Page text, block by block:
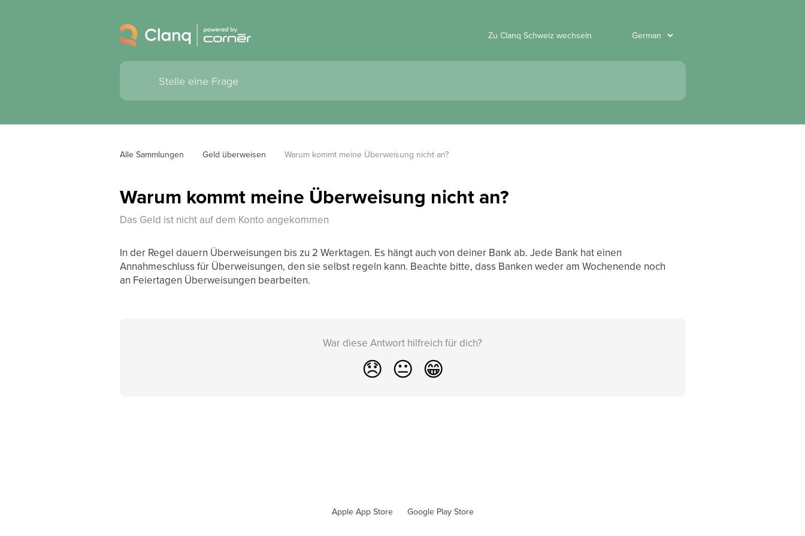
Zu Clanq Schweiz wechseln
Alle Sammlungen Geld überweisen Warum kommt meine Überweisung nicht an?
Warum kommt meine Überweisung nicht an?
Das Geld ist nicht auf dem Konto angekommen
In der Regel dauern Überweisungen bis zu 2 Werktagen. Es hängt auch von deiner Bank ab. Jede Bank hat einen
Annahmeschluss für Überweisungen, den sie selbst regeln kann. Beachte bitte, dass Banken weder am Wochenende noch
an Feiertagen Überweisungen bearbeiten.
War diese Antwort hilfreich für dich?
😞 😐 😁
Apple App Store Google Play Store